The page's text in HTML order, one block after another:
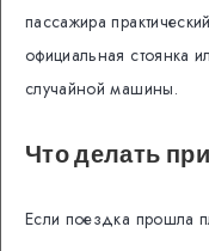
пассажира
официальная стоянка
случайной машины.
Что делать
Если поездка прошла